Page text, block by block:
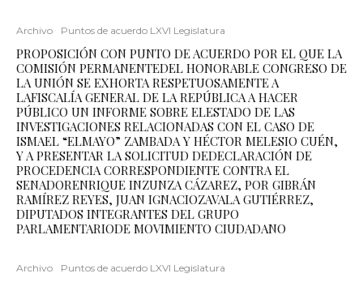
Archivo Puntos de acuerdo LXVI Legislatura
PROPOSICIÓN CON PUNTO DE ACUERDO POR EL QUE LA
COMISIÓN PERMANENTEDEL HONORABLE CONGRESO DE
LA UNIÓN SE EXHORTA RESPETUOSAMENTE A
LAFISCALÍA GENERAL DE LA REPÚBLICA A HACER
PÚBLICO UN INFORME SOBRE ELESTADO DE LAS
INVESTIGACIONES RELACIONADAS CON EL CASO DE
ISMAEL “ELMAYO” ZAMBADA Y HÉCTOR MELESIO CUÉN,
Y A PRESENTAR LA SOLICITUD DEDECLARACIÓN DE
PROCEDENCIA CORRESPONDIENTE CONTRA EL
SENADORENRIQUE INZUNZA CÁZAREZ, POR GIBRÁN
RAMÍREZ REYES, JUAN IGNACIOZAVALA GUTIÉRREZ,
DIPUTADOS INTEGRANTES DEL GRUPO
PARLAMENTARIODE MOVIMIENTO CIUDADANO
Archivo Puntos de acuerdo LXVI Legislatura